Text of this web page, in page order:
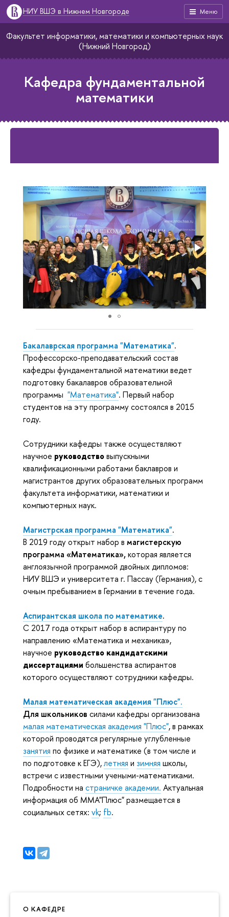
Меню
НИУ ВШЭ в Нижнем Новгороде
О КАФЕДРЕ
Факультет информатики, математики и компьютерных наук
(Нижний Новгород)
Кафедра фундаментальной
математики
Бакалаврская программа "Математика".
Профессорско-преподавательский состав
кафедры фундаментальной математики ведет
подготовку бакалавров образовательной
программы "Математика". Первый набор
студентов на эту программу состоялся в 2015
году.
Сотрудники кафедры также осуществляют
научное руководствовыпускными
квалификационными работами баклавров и
магистрантов других образовательных программ
факультета информатики, математики и
компьютерных наук.
Магистрская программа "Математика".
В 2019 году открыт набор в магистерскую
программа «Математика»,которая является
англоязычной программой двойных дипломов:
НИУ ВШЭ и университета г. Пассау (Германия), с
очным пребыванием в Германии в течение года.
Аспирантская школа по математике.
С 2017 года открыт набор в аспирантуру по
направлению «Математика и механика»,
научное руководство кандидатскими
диссертациями большенства аспирантов
которого осуществляют сотрудники кафедры.
Малая математическая академия "Плюс".
Для школьников силами кафедры организована
малая математическая академия "Плюс", в рамках
которой проводятся регулярные углубленные
занятия по физике и математике (в том числе и
по подготовке к ЕГЭ),летняя и зимняя школы,
встречи с известными учеными-математиками.
Подробности на страничке академии. Актуальная
информация об ММА"Плюс" размещается в
социальных сетях: vk; fb.